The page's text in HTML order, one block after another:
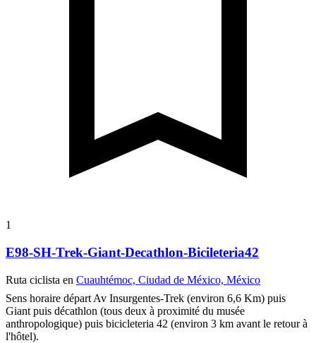
1
E98-SH-Trek-Giant-Decathlon-Bicileteria42
Ruta ciclista en Cuauhtémoc, Ciudad de México, México
Sens horaire départ Av Insurgentes-Trek (environ 6,6 Km) puis
Giant puis décathlon (tous deux à proximité du musée
anthropologique) puis bicicleteria 42 (environ 3 km avant le retour à
l'hôtel).